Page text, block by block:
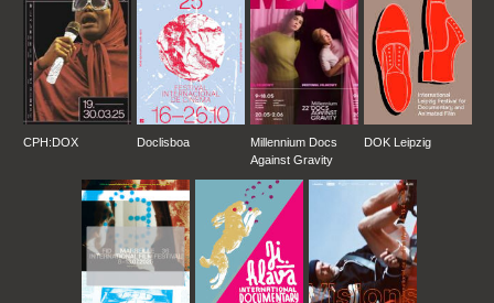
CPH:DOX Doclisboa
Millennium Docs
Against Gravity
DOK Leipzig